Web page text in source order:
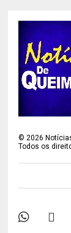
© 2026
Todos os